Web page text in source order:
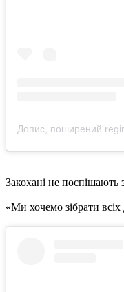
Допис, поширений
Закохані не поспішають
«Ми хочемо зібрати